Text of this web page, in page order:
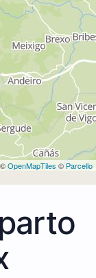
©OpenMapTiles © Parcello